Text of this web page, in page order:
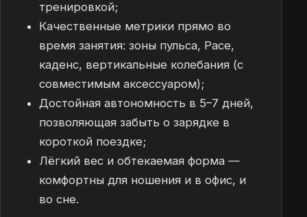
тренировкой;
Качественные метрики прямо во
время занятия: зоны пульса, Pace,
каденс, вертикальные колебания (с
совместимым аксессуаром);
Достойная автономность в 5–7 дней,
позволяющая забыть о зарядке в
короткой поездке;
Лёгкий вес и обтекаемая форма —
комфортны для ношения и в офис, и
во сне.